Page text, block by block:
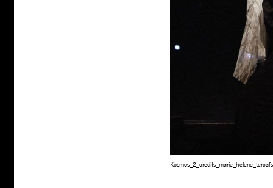
Kosmos_2_credits_marie_helene_tercafs